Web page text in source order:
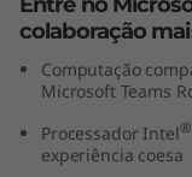
colaboração
Computação
Microsoft Teams
Processador Intel®
experiência coesa